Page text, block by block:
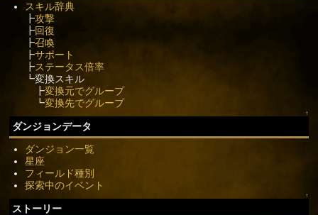
スキル辞典
┣攻撃
┣回復
┣召喚
┣サポート
┣ステータス倍率
┗変換スキル
┣変換元でグループ
┗変換先でグループ
↑
ダンジョンデータ
ダンジョン一覧
星座
フィールド種別
探索中のイベント
↑
ストーリー